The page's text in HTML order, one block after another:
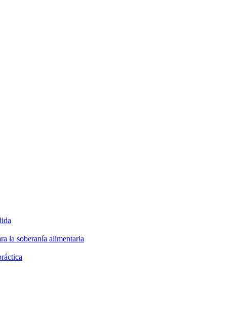
la soberanía alimentaria